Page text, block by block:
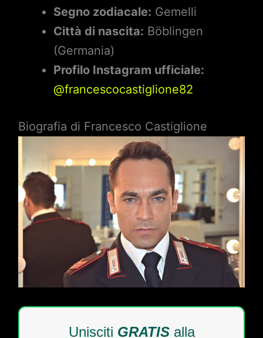
Segno zodiacale: Gemelli
Città di nascita: Böblingen
(Germania)
Profilo Instagram ufficiale:
@francescocastiglione82
Biografia di Francesco Castiglione
Unisciti GRATISalla